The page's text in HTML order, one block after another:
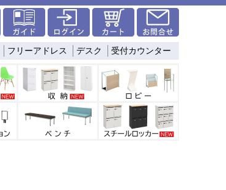
フリーアドレス デスク 受付カウンター